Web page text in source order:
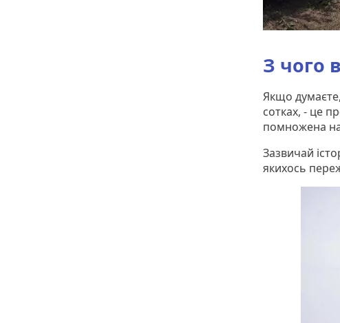
З чого
Якщо
сотках, - це
помножена
Зазвичай
якихось